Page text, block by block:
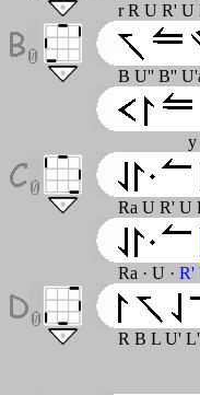
r R U R' U
B U'' B''
y
Ra U R' U
Ra · U · R'
R B L U'